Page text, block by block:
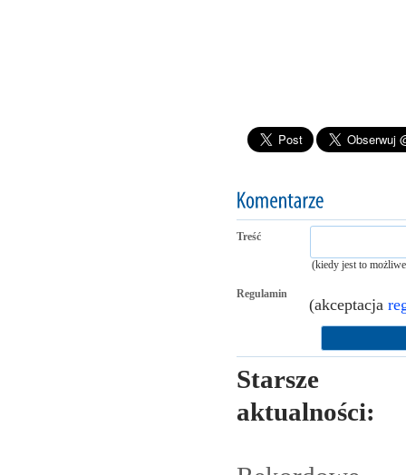
Treść
(kiedy jest to
Regulamin
(akceptacja
Starsze
aktualności: